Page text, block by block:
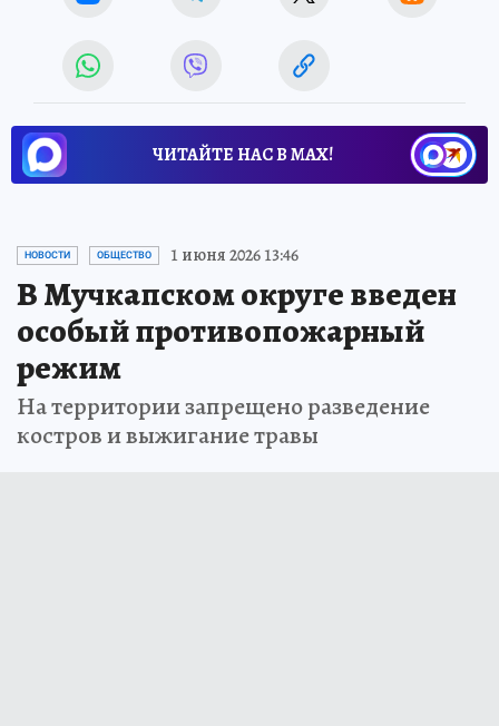
ЧИТАЙТЕ НАС В МАХ!
НОВОСТИ ОБЩЕСТВО 1 июня 2026 13:46
В Мучкапском округе введен
особый противопожарный
режим
На территории запрещено разведение
костров и выжигание травы